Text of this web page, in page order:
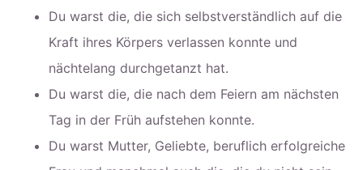
Du warst die, die sich selbstverständlich auf die
Kraft ihres Körpers verlassen konnte und
nächtelang durchgetanzt hat.
Du warst die, die nach dem Feiern am nächsten
Tag in der Früh aufstehen konnte.
Du warst Mutter, Geliebte, beruflich erfolgreiche